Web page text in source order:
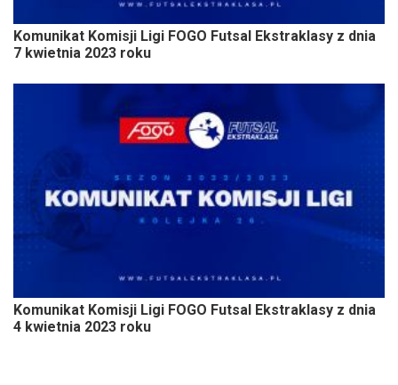
Komunikat Komisji Ligi FOGO Futsal Ekstraklasy z dnia
7 kwietnia 2023 roku
Komunikat Komisji Ligi FOGO Futsal Ekstraklasy z dnia
4 kwietnia 2023 roku